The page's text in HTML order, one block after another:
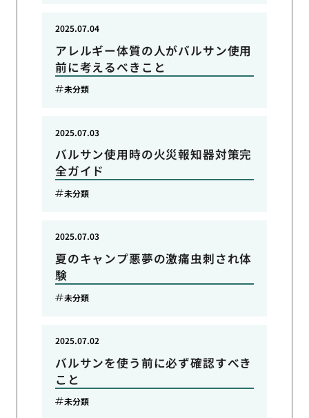
アレルギー体質の人がバルサン使用
前に考えるべきこと
2025.07.04
未分類
バルサン使用時の火災報知器対策完
全ガイド
2025.07.03
未分類
夏のキャンプ悪夢の激痛虫刺され体
験
2025.07.03
未分類
バルサンを使う前に必ず確認すべき
こと
2025.07.02
未分類